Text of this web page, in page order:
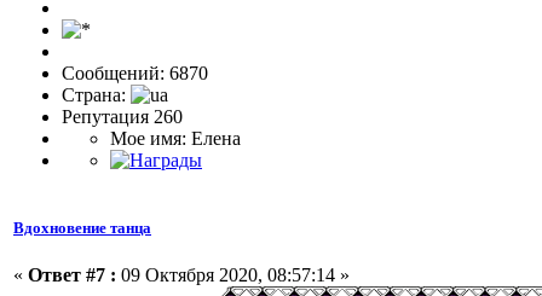
Сообщений: 6870
Страна:
Репутация 260
Мое имя: Елена
Вдохновение танца
« Ответ #7 : 09 Октября 2020, 08:57:14 »